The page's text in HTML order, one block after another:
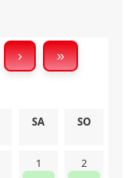
› »
SA SO
1 2